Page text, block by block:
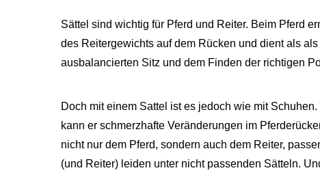
Sättel sind wichtig für Pferd und Reiter. Beim Pferd
des Reitergewichts auf dem Rücken und dient als
ausbalancierten Sitz und dem Finden der richtigen
Doch mit einem Sattel ist es jedoch wie mit
kann er schmerzhafte Veränderungen im
nicht nur dem Pferd, sondern auch dem Reiter,
(und Reiter) leiden unter nicht passenden Sätteln.